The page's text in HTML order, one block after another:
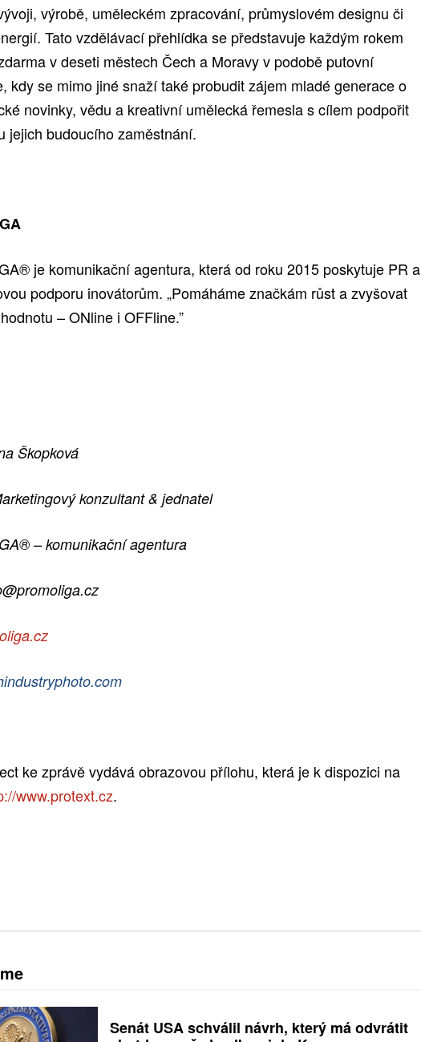
výrobě, uměleckém zpracování, průmyslovém designu či
Tato vzdělávací přehlídka se představuje každým rokem
v deseti městech Čech a Moravy v podobě putovní
kdy se mimo jiné snaží také probudit zájem mladé generace o
novinky, vědu a kreativní umělecká řemesla s cílem podpořit
jejich budoucího zaměstnání.
je komunikační agentura, která od roku 2015 poskytuje PR a
podporu inovátorům. „Pomáháme značkám růst a zvyšovat
– ONline i OFFline.”
Škopková
konzultant & jednatel
– komunikační agentura
ke zprávě vydává obrazovou přílohu, která je k dispozici na
www.protext.cz.
Senát USA schválil návrh, který má odvrátit